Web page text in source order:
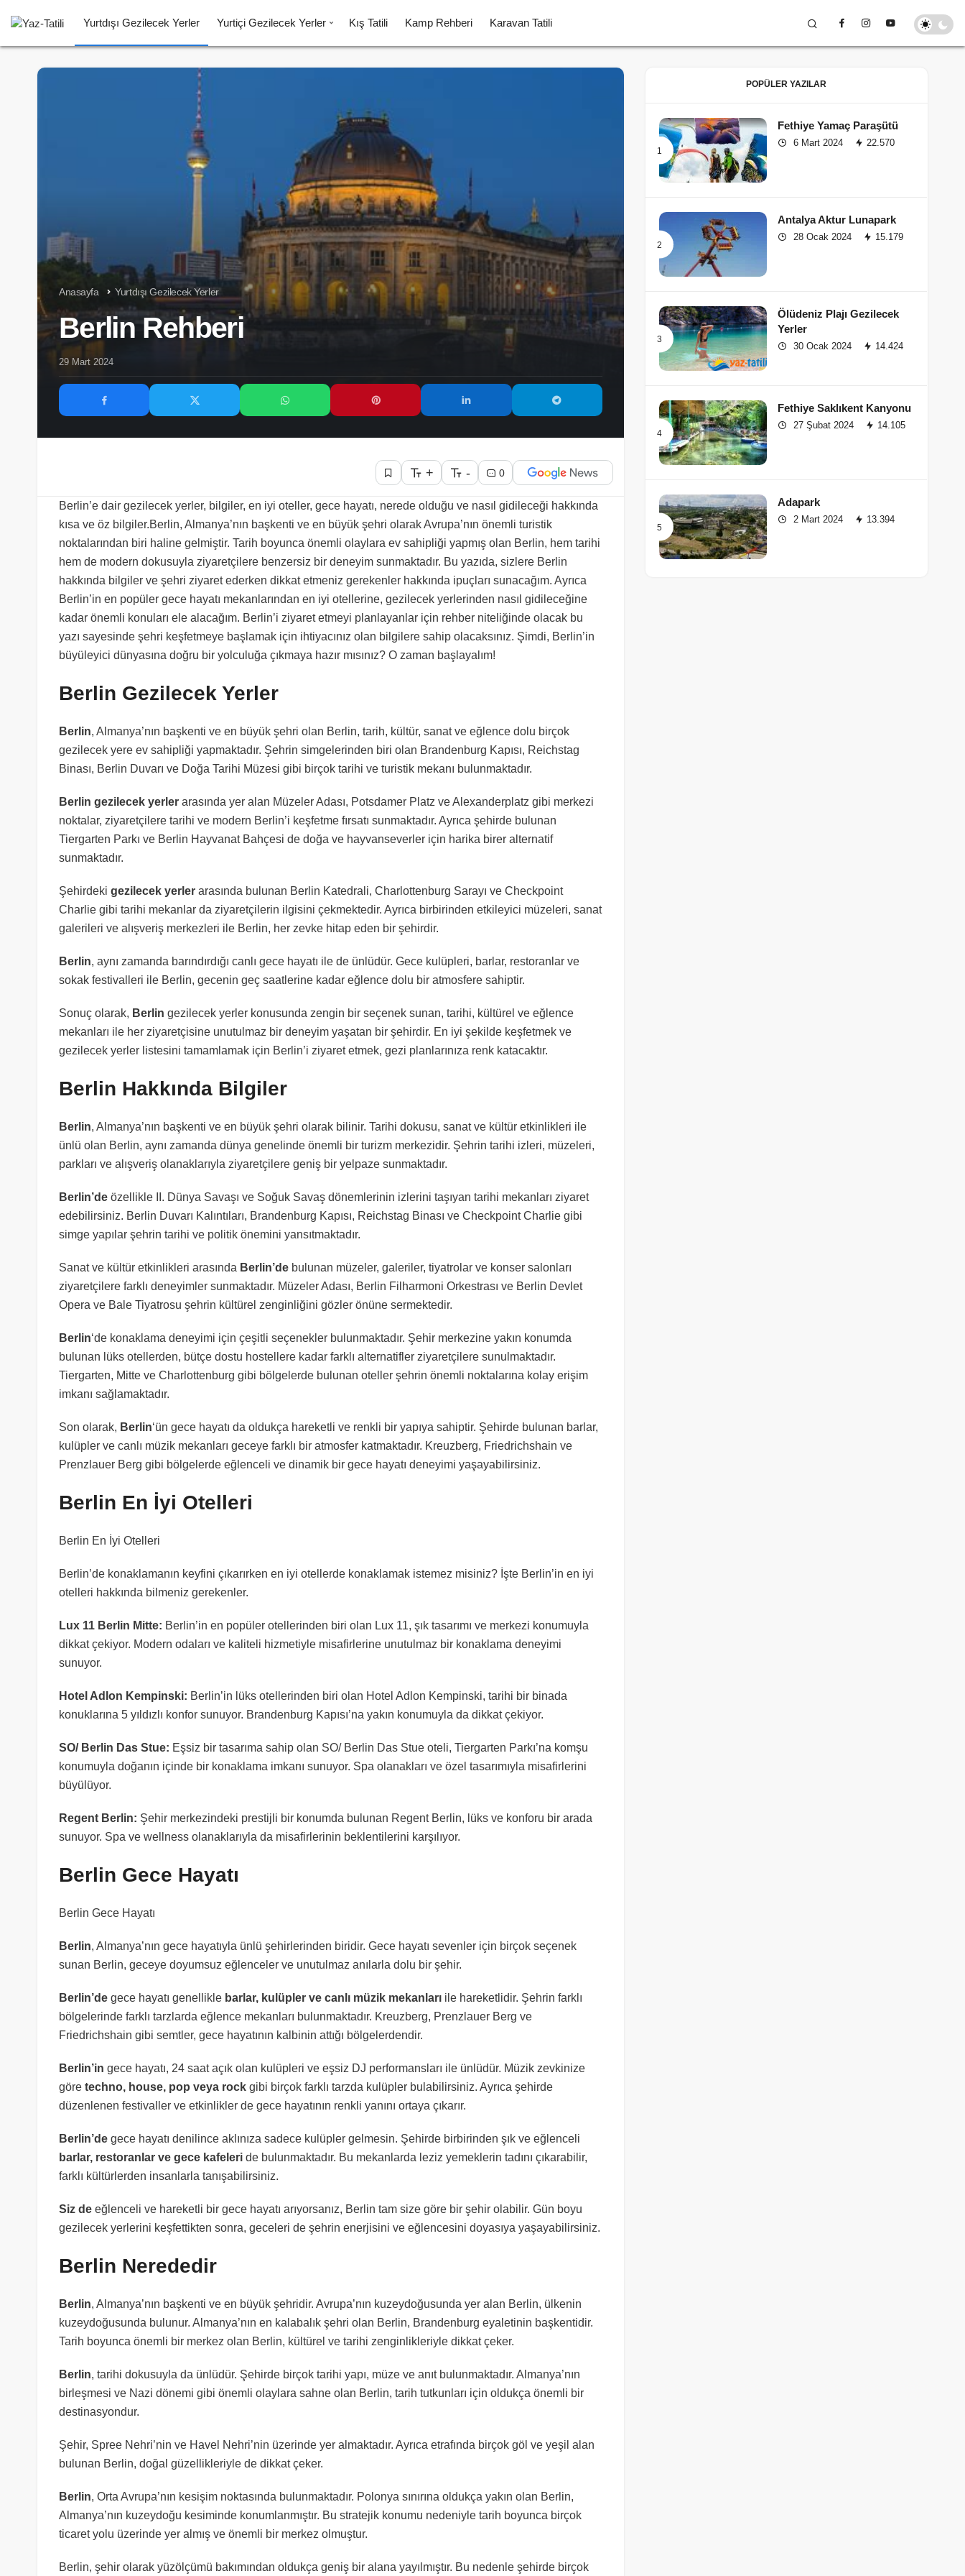
Yurtdışı Gezilecek Yerler Yurtiçi Gezilecek Yerler Kış Tatili Kamp Rehberi Karavan Tatili
Anasayfa Yurtdışı Gezilecek Yerler
Berlin Rehberi
29 Mart 2024
+ - 0
Berlin’e dair gezilecek yerler, bilgiler, en iyi oteller, gece hayatı, nerede olduğu ve nasıl gidileceği hakkında
kısa ve öz bilgiler.Berlin, Almanya’nın başkenti ve en büyük şehri olarak Avrupa’nın önemli turistik
noktalarından biri haline gelmiştir. Tarih boyunca önemli olaylara ev sahipliği yapmış olan Berlin, hem tarihi
hem de modern dokusuyla ziyaretçilere benzersiz bir deneyim sunmaktadır. Bu yazıda, sizlere Berlin
hakkında bilgiler ve şehri ziyaret ederken dikkat etmeniz gerekenler hakkında ipuçları sunacağım. Ayrıca
Berlin’in en popüler gece hayatı mekanlarından en iyi otellerine, gezilecek yerlerinden nasıl gidileceğine
kadar önemli konuları ele alacağım. Berlin’i ziyaret etmeyi planlayanlar için rehber niteliğinde olacak bu
yazı sayesinde şehri keşfetmeye başlamak için ihtiyacınız olan bilgilere sahip olacaksınız. Şimdi, Berlin’in
büyüleyici dünyasına doğru bir yolculuğa çıkmaya hazır mısınız? O zaman başlayalım!
Berlin Gezilecek Yerler
Berlin, Almanya’nın başkenti ve en büyük şehri olan Berlin, tarih, kültür, sanat ve eğlence dolu birçok
gezilecek yere ev sahipliği yapmaktadır. Şehrin simgelerinden biri olan Brandenburg Kapısı, Reichstag
Binası, Berlin Duvarı ve Doğa Tarihi Müzesi gibi birçok tarihi ve turistik mekanı bulunmaktadır.
Berlin gezilecek yerler arasında yer alan Müzeler Adası, Potsdamer Platz ve Alexanderplatz gibi merkezi
noktalar, ziyaretçilere tarihi ve modern Berlin’i keşfetme fırsatı sunmaktadır. Ayrıca şehirde bulunan
Tiergarten Parkı ve Berlin Hayvanat Bahçesi de doğa ve hayvanseverler için harika birer alternatif
sunmaktadır.
Şehirdeki gezilecek yerler arasında bulunan Berlin Katedrali, Charlottenburg Sarayı ve Checkpoint
Charlie gibi tarihi mekanlar da ziyaretçilerin ilgisini çekmektedir. Ayrıca birbirinden etkileyici müzeleri, sanat
galerileri ve alışveriş merkezleri ile Berlin, her zevke hitap eden bir şehirdir.
Berlin, aynı zamanda barındırdığı canlı gece hayatı ile de ünlüdür. Gece kulüpleri, barlar, restoranlar ve
sokak festivalleri ile Berlin, gecenin geç saatlerine kadar eğlence dolu bir atmosfere sahiptir.
Sonuç olarak, Berlin gezilecek yerler konusunda zengin bir seçenek sunan, tarihi, kültürel ve eğlence
mekanları ile her ziyaretçisine unutulmaz bir deneyim yaşatan bir şehirdir. En iyi şekilde keşfetmek ve
gezilecek yerler listesini tamamlamak için Berlin’i ziyaret etmek, gezi planlarınıza renk katacaktır.
Berlin Hakkında Bilgiler
Berlin, Almanya’nın başkenti ve en büyük şehri olarak bilinir. Tarihi dokusu, sanat ve kültür etkinlikleri ile
ünlü olan Berlin, aynı zamanda dünya genelinde önemli bir turizm merkezidir. Şehrin tarihi izleri, müzeleri,
parkları ve alışveriş olanaklarıyla ziyaretçilere geniş bir yelpaze sunmaktadır.
Berlin’de özellikle II. Dünya Savaşı ve Soğuk Savaş dönemlerinin izlerini taşıyan tarihi mekanları ziyaret
edebilirsiniz. Berlin Duvarı Kalıntıları, Brandenburg Kapısı, Reichstag Binası ve Checkpoint Charlie gibi
simge yapılar şehrin tarihi ve politik önemini yansıtmaktadır.
Sanat ve kültür etkinlikleri arasında Berlin’de bulunan müzeler, galeriler, tiyatrolar ve konser salonları
ziyaretçilere farklı deneyimler sunmaktadır. Müzeler Adası, Berlin Filharmoni Orkestrası ve Berlin Devlet
Opera ve Bale Tiyatrosu şehrin kültürel zenginliğini gözler önüne sermektedir.
Berlin‘de konaklama deneyimi için çeşitli seçenekler bulunmaktadır. Şehir merkezine yakın konumda
bulunan lüks otellerden, bütçe dostu hostellere kadar farklı alternatifler ziyaretçilere sunulmaktadır.
Tiergarten, Mitte ve Charlottenburg gibi bölgelerde bulunan oteller şehrin önemli noktalarına kolay erişim
imkanı sağlamaktadır.
Son olarak, Berlin‘ün gece hayatı da oldukça hareketli ve renkli bir yapıya sahiptir. Şehirde bulunan barlar,
kulüpler ve canlı müzik mekanları geceye farklı bir atmosfer katmaktadır. Kreuzberg, Friedrichshain ve
Prenzlauer Berg gibi bölgelerde eğlenceli ve dinamik bir gece hayatı deneyimi yaşayabilirsiniz.
Berlin En İyi Otelleri
Berlin En İyi Otelleri
Berlin’de konaklamanın keyfini çıkarırken en iyi otellerde konaklamak istemez misiniz? İşte Berlin’in en iyi
otelleri hakkında bilmeniz gerekenler.
Lux 11 Berlin Mitte: Berlin’in en popüler otellerinden biri olan Lux 11, şık tasarımı ve merkezi konumuyla
dikkat çekiyor. Modern odaları ve kaliteli hizmetiyle misafirlerine unutulmaz bir konaklama deneyimi
sunuyor.
Hotel Adlon Kempinski: Berlin’in lüks otellerinden biri olan Hotel Adlon Kempinski, tarihi bir binada
konuklarına 5 yıldızlı konfor sunuyor. Brandenburg Kapısı’na yakın konumuyla da dikkat çekiyor.
SO/ Berlin Das Stue: Eşsiz bir tasarıma sahip olan SO/ Berlin Das Stue oteli, Tiergarten Parkı’na komşu
konumuyla doğanın içinde bir konaklama imkanı sunuyor. Spa olanakları ve özel tasarımıyla misafirlerini
büyülüyor.
Regent Berlin: Şehir merkezindeki prestijli bir konumda bulunan Regent Berlin, lüks ve konforu bir arada
sunuyor. Spa ve wellness olanaklarıyla da misafirlerinin beklentilerini karşılıyor.
Berlin Gece Hayatı
Berlin Gece Hayatı
Berlin, Almanya’nın gece hayatıyla ünlü şehirlerinden biridir. Gece hayatı sevenler için birçok seçenek
sunan Berlin, geceye doyumsuz eğlenceler ve unutulmaz anılarla dolu bir şehir.
Berlin’de gece hayatı genellikle barlar, kulüpler ve canlı müzik mekanları ile hareketlidir. Şehrin farklı
bölgelerinde farklı tarzlarda eğlence mekanları bulunmaktadır. Kreuzberg, Prenzlauer Berg ve
Friedrichshain gibi semtler, gece hayatının kalbinin attığı bölgelerdendir.
Berlin’in gece hayatı, 24 saat açık olan kulüpleri ve eşsiz DJ performansları ile ünlüdür. Müzik zevkinize
göre techno, house, pop veya rock gibi birçok farklı tarzda kulüpler bulabilirsiniz. Ayrıca şehirde
düzenlenen festivaller ve etkinlikler de gece hayatının renkli yanını ortaya çıkarır.
Berlin’de gece hayatı denilince aklınıza sadece kulüpler gelmesin. Şehirde birbirinden şık ve eğlenceli
barlar, restoranlar ve gece kafeleri de bulunmaktadır. Bu mekanlarda leziz yemeklerin tadını çıkarabilir,
farklı kültürlerden insanlarla tanışabilirsiniz.
Siz de eğlenceli ve hareketli bir gece hayatı arıyorsanız, Berlin tam size göre bir şehir olabilir. Gün boyu
gezilecek yerlerini keşfettikten sonra, geceleri de şehrin enerjisini ve eğlencesini doyasıya yaşayabilirsiniz.
Berlin Nerededir
Berlin, Almanya’nın başkenti ve en büyük şehridir. Avrupa’nın kuzeydoğusunda yer alan Berlin, ülkenin
kuzeydoğusunda bulunur. Almanya’nın en kalabalık şehri olan Berlin, Brandenburg eyaletinin başkentidir.
Tarih boyunca önemli bir merkez olan Berlin, kültürel ve tarihi zenginlikleriyle dikkat çeker.
Berlin, tarihi dokusuyla da ünlüdür. Şehirde birçok tarihi yapı, müze ve anıt bulunmaktadır. Almanya’nın
birleşmesi ve Nazi dönemi gibi önemli olaylara sahne olan Berlin, tarih tutkunları için oldukça önemli bir
destinasyondur.
Şehir, Spree Nehri’nin ve Havel Nehri’nin üzerinde yer almaktadır. Ayrıca etrafında birçok göl ve yeşil alan
bulunan Berlin, doğal güzellikleriyle de dikkat çeker.
Berlin, Orta Avrupa’nın kesişim noktasında bulunmaktadır. Polonya sınırına oldukça yakın olan Berlin,
Almanya’nın kuzeydoğu kesiminde konumlanmıştır. Bu stratejik konumu nedeniyle tarih boyunca birçok
ticaret yolu üzerinde yer almış ve önemli bir merkez olmuştur.
Berlin, şehir olarak yüzölçümü bakımından oldukça geniş bir alana yayılmıştır. Bu nedenle şehirde birçok
POPÜLER YAZILAR
Fethiye Yamaç Paraşütü
6 Mart 2024 22.570
Antalya Aktur Lunapark
28 Ocak 2024 15.179
Ölüdeniz Plajı Gezilecek
Yerler
30 Ocak 2024 14.424
Fethiye Saklıkent Kanyonu
27 Şubat 2024 14.105
Adapark
2 Mart 2024 13.394